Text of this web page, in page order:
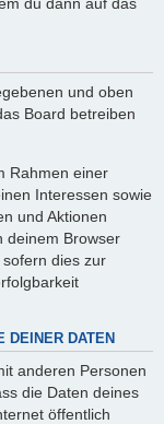
und oben
Board betreiben
Rahmen einer
Interessen sowie
und Aktionen
deinem Browser
dies zur
DEINER DATEN
anderen Personen
die Daten deines
öffentlich